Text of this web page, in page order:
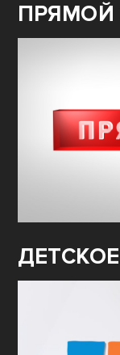
ПРЯМОЙ
ДЕТСКОЕ